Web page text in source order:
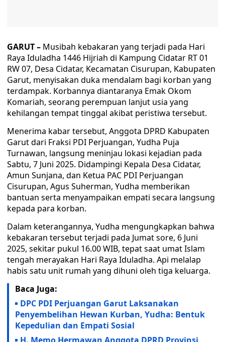
GARUT – Musibah kebakaran yang terjadi pada Hari
Raya Iduladha 1446 Hijriah di Kampung Cidatar RT 01
RW 07, Desa Cidatar, Kecamatan Cisurupan, Kabupaten
Garut, menyisakan duka mendalam bagi korban yang
terdampak. Korbannya diantaranya Emak Okom
Komariah, seorang perempuan lanjut usia yang
kehilangan tempat tinggal akibat peristiwa tersebut.
Menerima kabar tersebut, Anggota DPRD Kabupaten
Garut dari Fraksi PDI Perjuangan, Yudha Puja
Turnawan, langsung meninjau lokasi kejadian pada
Sabtu, 7 Juni 2025. Didampingi Kepala Desa Cidatar,
Amun Sunjana, dan Ketua PAC PDI Perjuangan
Cisurupan, Agus Suherman, Yudha memberikan
bantuan serta menyampaikan empati secara langsung
kepada para korban.
Dalam keterangannya, Yudha mengungkapkan bahwa
kebakaran tersebut terjadi pada Jumat sore, 6 Juni
2025, sekitar pukul 16.00 WIB, tepat saat umat Islam
tengah merayakan Hari Raya Iduladha. Api melalap
habis satu unit rumah yang dihuni oleh tiga keluarga.
Baca Juga:
DPC PDI Perjuangan Garut Laksanakan
Penyembelihan Hewan Kurban, Yudha: Bentuk
Kepedulian dan Empati Sosial